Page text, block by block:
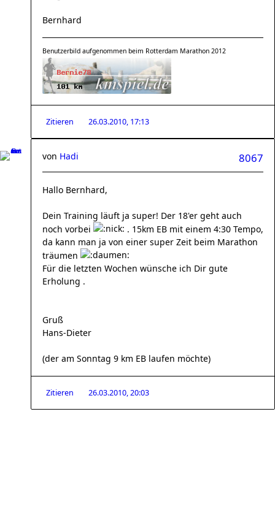
Bernhard
Benutzerbild aufgenommen beim Rotterdam Marathon 2012
Zitieren 26.03.2010, 17:13
8067
von Hadi
Hallo Bernhard,
Dein Training läuft ja super! Der 18'er geht auch
noch vorbei
. 15km EB mit einem 4:30 Tempo,
da kann man ja von einer super Zeit beim Marathon
träumen
Für die letzten Wochen wünsche ich Dir gute
Erholung .
Gruß
Hans-Dieter
(der am Sonntag 9 km EB laufen möchte)
Zitieren 26.03.2010, 20:03